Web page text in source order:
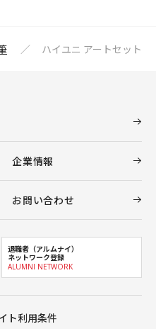
ハイユニ アートセット
企業情報
お問い合わせ
退職者（アルムナイ）
ネットワーク登録
ALUMNI NETWORK
ト利用条件